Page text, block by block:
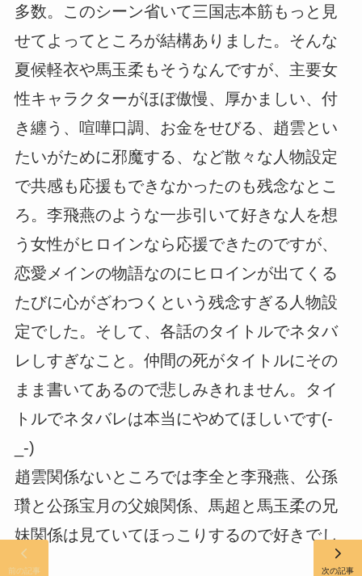
多数。このシーン省いて三国志本筋もっと見
せてよってところが結構ありました。そんな
夏候軽衣や馬玉柔もそうなんですが、主要女
性キャラクターがほぼ傲慢、厚かましい、付
き纏う、喧嘩口調、お金をせびる、趙雲とい
たいがために邪魔する、など散々な人物設定
で共感も応援もできなかったのも残念なとこ
ろ。李飛燕のような一歩引いて好きな人を想
う女性がヒロインなら応援できたのですが、
恋愛メインの物語なのにヒロインが出てくる
たびに心がざわつくという残念すぎる人物設
定でした。そして、各話のタイトルでネタバ
レしすぎなこと。仲間の死がタイトルにその
まま書いてあるので悲しみきれません。タイ
トルでネタバレは本当にやめてほしいです(-
_-)
趙雲関係ないところでは李全と李飛燕、公孫
瓚と公孫宝月の父娘関係、馬超と馬玉柔の兄
妹関係は見ていてほっこりするので好きでし
た。
前の記事 次の記事